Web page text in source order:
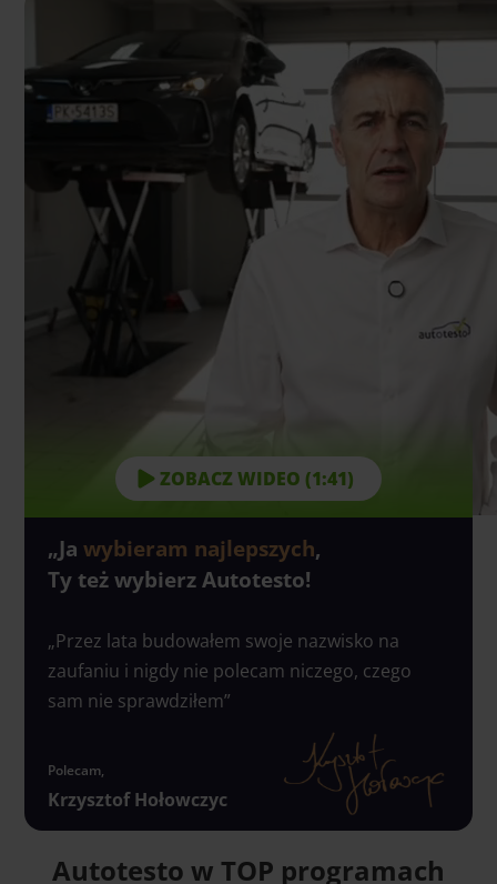
„Jawybieram najlepszych,
Ty też wybierz Autotesto!
„Przez lata budowałem swoje nazwisko na
zaufaniu i nigdy nie polecam niczego, czego
sam nie sprawdziłem”
Polecam,
Krzysztof Hołowczyc
ZOBACZ WIDEO (1:41)
Autotesto w TOP programach